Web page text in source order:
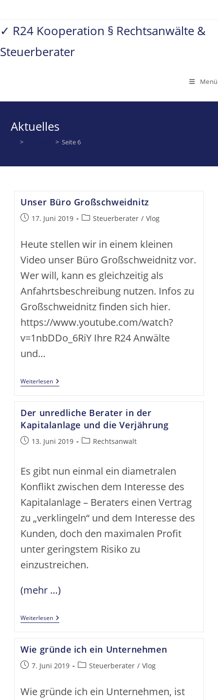
springen
✓ R24 Kooperation § Rechtsanwälte &
Steuerberater
Menü
Aktuelles
> > Seite 6
Unser Büro Großschweidnitz
Beitrag17. Juni 2019
Beitrags-
Steuerberater / Vlog
Heute stellen wir in einem kleinen
Video unser Büro Großschweidnitz vor.
Wer will, kann es gleichzeitig als
Anfahrtsbeschreibung nutzen. Infos zu
Großschweidnitz finden sich hier.
https://www.youtube.com/watch?
v=1nbDDo_6RiY Ihre R24 Anwälte
und…
WeiterlesenUnser
Büro
Der unredliche Berater in der
Kapitalanlage und die Verjährung
Beitrag13. Juni 2019
Beitrags-
Rechtsanwalt
Es gibt nun einmal ein diametralen
Konflikt zwischen dem Interesse des
Kapitalanlage – Beraters einen Vertrag
zu „verklingeln“ und dem Interesse des
Kunden, doch den maximalen Profit
unter geringstem Risiko zu
einzustreichen.
(mehr …)
WeiterlesenDer
Unredliche
Der
Und
Wie gründe ich ein Unternehmen
Beitrag7. Juni 2019
Beitrags-
Steuerberater / Vlog
Wie gründe ich ein Unternehmen, ist